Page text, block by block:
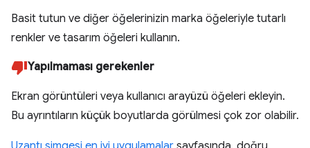
Basit tutun ve diğer öğelerinizin marka öğeleriyle tutarlı
renkler ve tasarım öğeleri kullanın.
Yapılmaması gerekenler
Ekran görüntüleri veya kullanıcı arayüzü öğeleri ekleyin.
Bu ayrıntıların küçük boyutlarda görülmesi çok zor olabilir.